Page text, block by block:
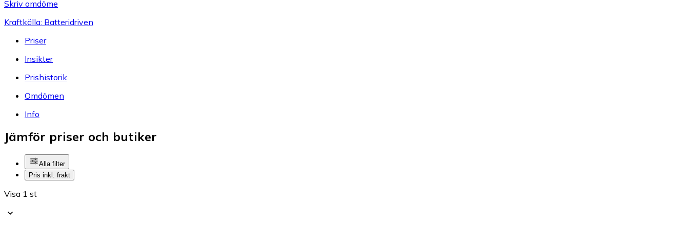
Skriv omdöme
Kraftkälla: Batteridriven
Priser
Insikter
Prishistorik
Omdömen
Info
Jämför priser och butiker
Alla filter
Pris inkl. frakt
Visa 1 st